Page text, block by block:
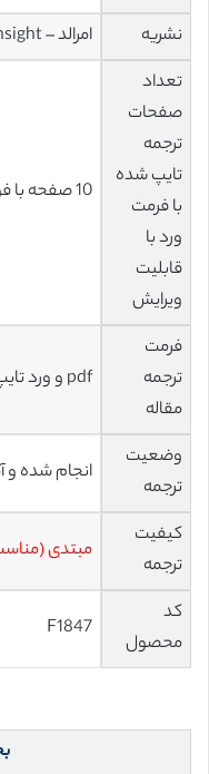
نشریه
امرالد – Emeraldinsight
تعداد
صفحات
ترجمه
تایپ شده
با فرمت
ورد با
قابلیت
ویرایش
10 صفحه با فونت 14 B Nazanin
فرمت
ترجمه
مقاله
pdf و ورد تایپ شده با قابلیت ویرایش
وضعیت
ترجمه
انجام شده و
کیفیت
ترجمه
مبتدی
کد
محصول
F1847